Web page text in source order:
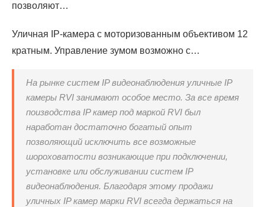
позволяют…
Уличная IP-камера с моторизованным объективом 12
кратным. Управление зумом возможно с…
На рынке систем IP видеонаблюдения уличные IP
камеры RVI занимают особое место. За все время
поизводства IP камер под маркой RVI был
наработан достаточно богатый опыт
позволяющий исключить все возможные
шороховатости возникающие при подключении,
установке или обслуживании систем IP
видеонаблюдения. Благодаря этому продажи
уличных IP камер марки RVI всегда держаться на